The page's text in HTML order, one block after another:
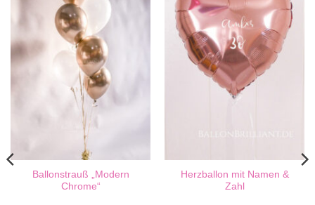
Ballonstrauß „Modern
Chrome“
Herzballon mit Namen &
Zahl